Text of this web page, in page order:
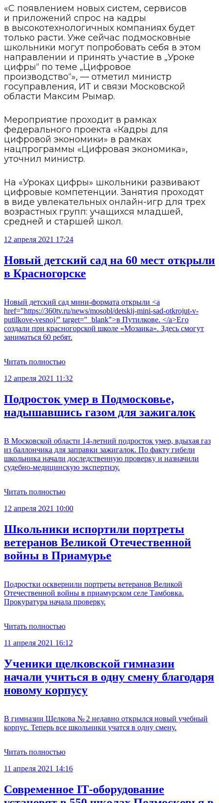
«С появлением новых систем, сервисов
и приложений спрос на кадры
в высокотехнологичных компаниях будет
только расти. Уже сейчас подмосковные
школьники могут попробовать себя в этом
направлении и принять участие в „Уроке
цифры“ по теме „Цифровое
производство“», — отметил министр
госуправления, ИТ и связи Московской
области Максим Рымар.
Мероприятие проходит в рамках
федерального проекта «Кадры для
цифровой экономики» в рамках
нацпрограммы «Цифровая экономика»,
уточнил министр.
На «Уроках цифры» школьники развивают
цифровые компетенции. Занятия проходят
в виде увлекательных онлайн-игр для трех
возрастных групп: учащихся младшей,
средней и старшей школ.
12 апреля 2021 17:24
Новый детский сад на 60 мест открыли
в Красногорске
Новый детский сад мини-формата открыли <a
href="https://360tv.ru/news/mosobl/detskij-mini-sad-otkrojut-v-
putilkove-vesnoj/" target="_blank">в Путилкове. </a>Его
создали при красногорской школе «Мозаика». Здесь смогут
заниматься 60 ребят.
Читать полностью
12 апреля 2021 11:32
Подросток умер в Подмосковье,
надышавшись газом для зажигалок
В Московской области 14-летний подросток умер, вдыхая газ
из баллончика для заправки зажигалок. По факту гибели
школьника начали доследственную проверку и назначили
судебно-медицинскую экспертизу.
Читать полностью
12 апреля 2021 10:00
Школьники испортили портреты
ветеранов Великой Отечественной
войны в Приамурье
Подростки осквернили портреты ветеранов Великой
Отечественной войны в приамурском селе Тамбовка.
Прокуратура начала проверку.
Читать полностью
11 апреля 2021 16:12
Ученики щелковской гимназии
начали учиться в одну смену благодаря
новому корпусу
В гимназии Щелкова № 2 недавно открылся новый учебный
корпус. Теперь все школьники учатся в одну смену.
Читать полностью
11 апреля 2021 14:16
Современное IT‑оборудование